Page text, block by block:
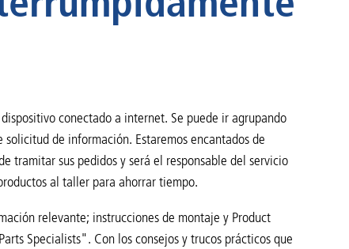
conectado a internet. Se puede ir agrupando
de información. Estaremos encantados de
tramitar sus pedidos y será el responsable del servicio
al taller para ahorrar tiempo.
relevante; instrucciones de montaje y Product
Specialists". Con los consejos y trucos prácticos que